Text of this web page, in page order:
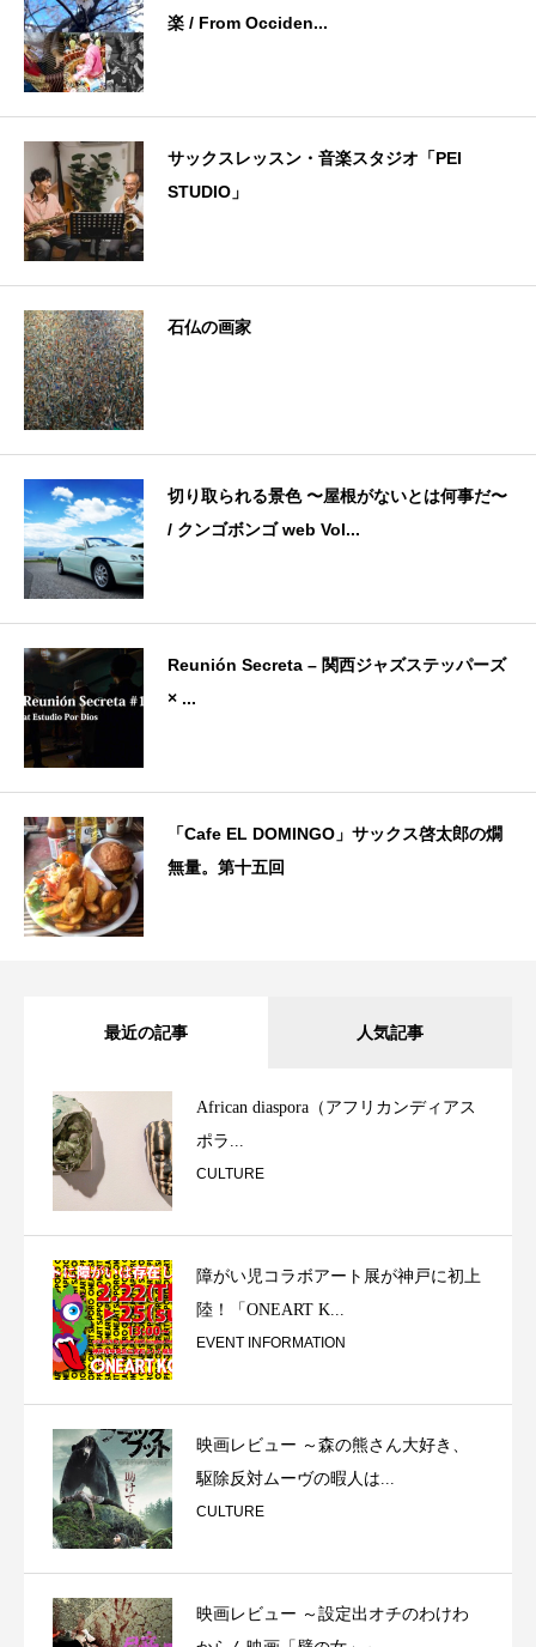
楽 / From Occiden...
サックスレッスン・音楽スタジオ「PEI
STUDIO」
石仏の画家
切り取られる景色 〜屋根がないとは何事だ〜
/ クンゴボンゴ web Vol...
Reunión Secreta – 関西ジャズステッパーズ
× ...
「Cafe EL DOMINGO」サックス啓太郎の燗
無量。第十五回
最近の記事 人気記事
African diaspora（アフリカンディアス
ポラ...
CULTURE
障がい児コラボアート展が神戸に初上
陸！「ONEART K...
EVENT INFORMATION
映画レビュー ～森の熊さん大好き、
駆除反対ムーヴの暇人は...
CULTURE
映画レビュー ～設定出オチのわけわ